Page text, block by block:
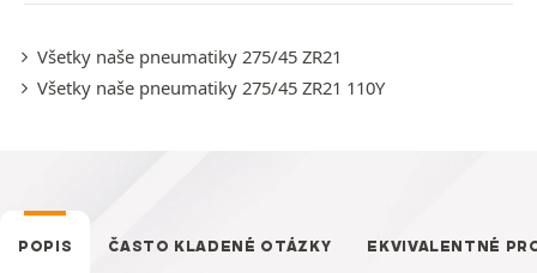
Všetky naše pneumatiky 275/45 ZR21
Všetky naše pneumatiky 275/45 ZR21 110Y
POPIS ČASTO KLADENÉ OTÁZKY EKVIVALENTNÉ